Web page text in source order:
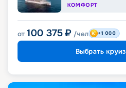
КОМФОРТ
от 100 375 ₽ /чел +1 000
Выбрать круиз